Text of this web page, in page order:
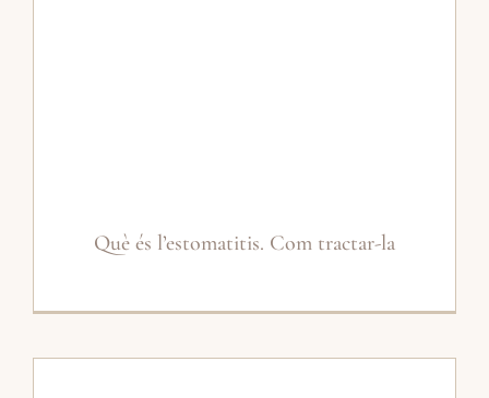
Què és l’estomatitis. Com tractar-la